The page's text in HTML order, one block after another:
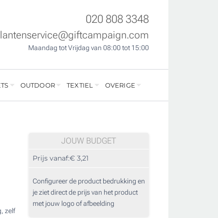
020 808 3348
Maandag tot Vrijdag van 08:00 tot 15:00
OUTDOOR TEXTIEL OVERIGE
zelf
JOUW BUDGET
Prijs vanaf:€ 3,21
Configureer de product bedrukking en
je ziet direct de prijs van het product
met jouw logo of afbeelding